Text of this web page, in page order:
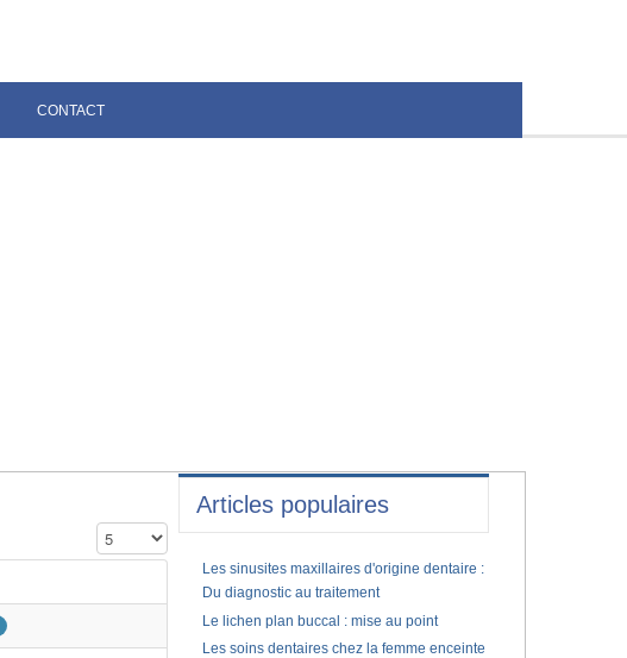
CONTACT
Affichage #
Articles populaires
Les sinusites maxillaires d'origine dentaire :
Du diagnostic au traitement
Le lichen plan buccal : mise au point
Les soins dentaires chez la femme enceinte